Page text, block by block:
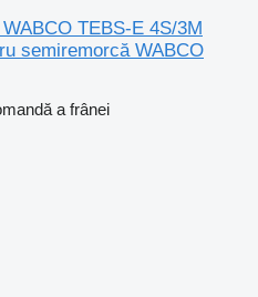
TEBS-E 4S/3M
semiremorcă WABCO
a frânei